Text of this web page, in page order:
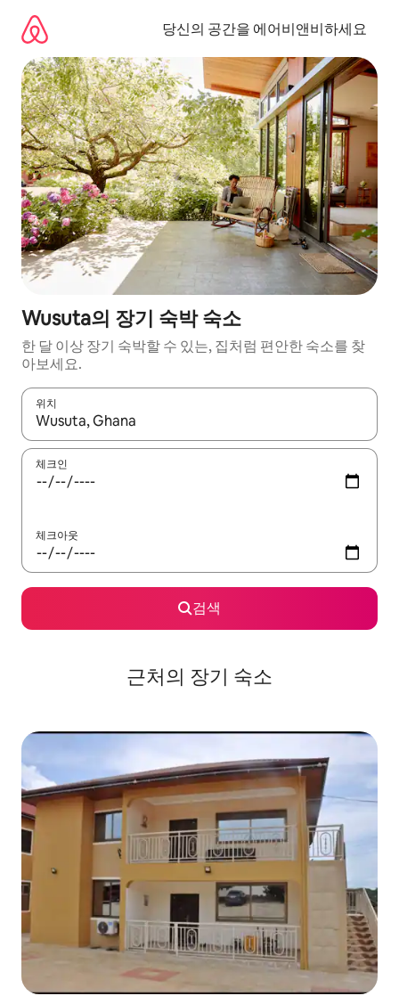
당신의 공간을 에어비앤비하세요
Wusuta의 장기 숙박 숙소
한 달 이상 장기 숙박할 수 있는, 집처럼 편안한 숙소를 찾
아보세요.
위치
결과가 나오면 위·아래 화살표 키를 사용하거나 터치 또는 스와이
체크인
체크아웃
검색
근처의 장기 숙소